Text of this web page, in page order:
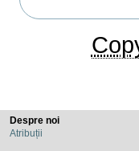
Despre noi
Atribuții